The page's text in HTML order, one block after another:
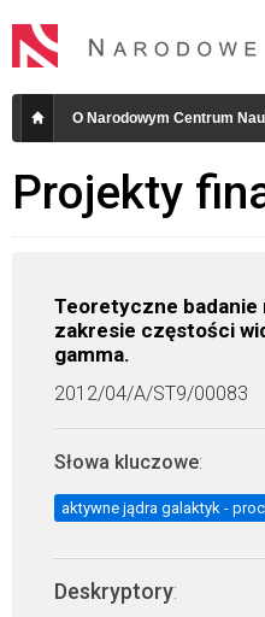
O Narodowym Centrum
Projekty
Teoretyczne
zakresie częstości
gamma.
2012/04/A/ST9/00083
Słowa kluczowe:
aktywne jądra galaktyk -
Deskryptory: